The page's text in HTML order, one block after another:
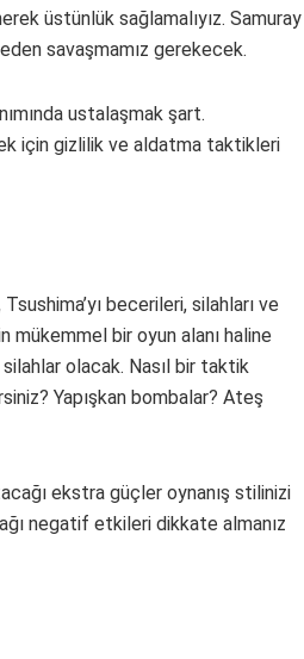
üstünlük sağlamalıyız. Samuray
savaşmamız gerekecek.
ustalaşmak şart.
için gizlilik ve aldatma taktikleri
becerileri, silahları ve
mükemmel bir oyun alanı haline
olacak. Nasıl bir taktik
Yapışkan bombalar? Ateş
ekstra güçler oynanış stilinizi
negatif etkileri dikkate almanız